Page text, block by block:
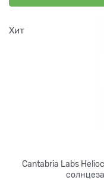
Хит
Cantabria Labs